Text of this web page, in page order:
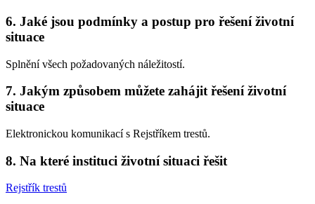
6. Jaké jsou podmínky a postup pro řešení životní
situace
Splnění všech požadovaných náležitostí.
7. Jakým způsobem můžete zahájit řešení životní
situace
Elektronickou komunikací s Rejstříkem trestů.
8. Na které instituci životní situaci řešit
Rejstřík trestů